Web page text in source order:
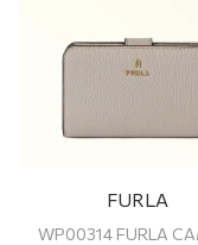
FURLA